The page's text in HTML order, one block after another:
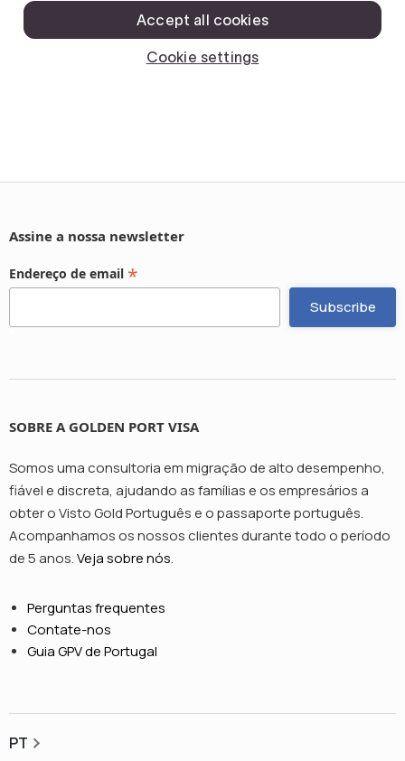
Assine a nossa newsletter
Endereço de email *
SOBRE A GOLDEN PORT VISA
Somos uma consultoria em migração de alto desempenho,
fiável e discreta, ajudando as famílias e os empresários a
obter o Visto Gold Português e o passaporte português.
Acompanhamos os nossos clientes durante todo o período
de 5 anos.Veja sobre nós.
Perguntas frequentes
Contate-nos
Guia GPV de Portugal
PT